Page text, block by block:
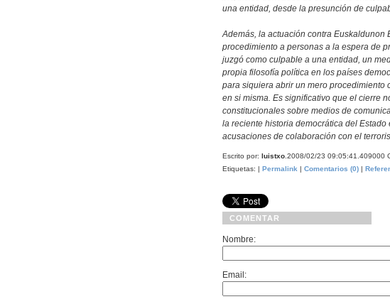
una entidad, desde la presunción de
Además, la actuación contra Euskaldunon
procedimiento a personas a la espera de
juzgó como culpable a una entidad, un
propia filosofía política en los países
para siquiera abrir un mero procedimiento
en si misma. Es significativo que el cierre
constitucionales sobre medios de
la reciente historia democrática del
acusaciones de colaboración con el
Escrito por: luistxo .2008/02/23 09:05:41.409000
Etiquetas: | Permalink | Comentarios (0) |
COMENTAR
Nombre:
Email: